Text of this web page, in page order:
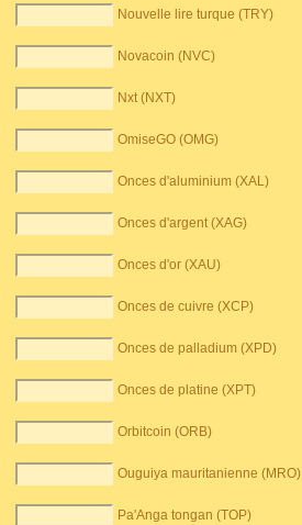
Nouvelle lire turque (TRY)
Novacoin (NVC)
Nxt (NXT)
OmiseGO (OMG)
Onces d'aluminium (XAL)
Onces d'argent (XAG)
Onces d'or (XAU)
Onces de cuivre (XCP)
Onces de palladium (XPD)
Onces de platine (XPT)
Orbitcoin (ORB)
Ouguiya mauritanienne (MRO)
Pa'Anga tongan (TOP)